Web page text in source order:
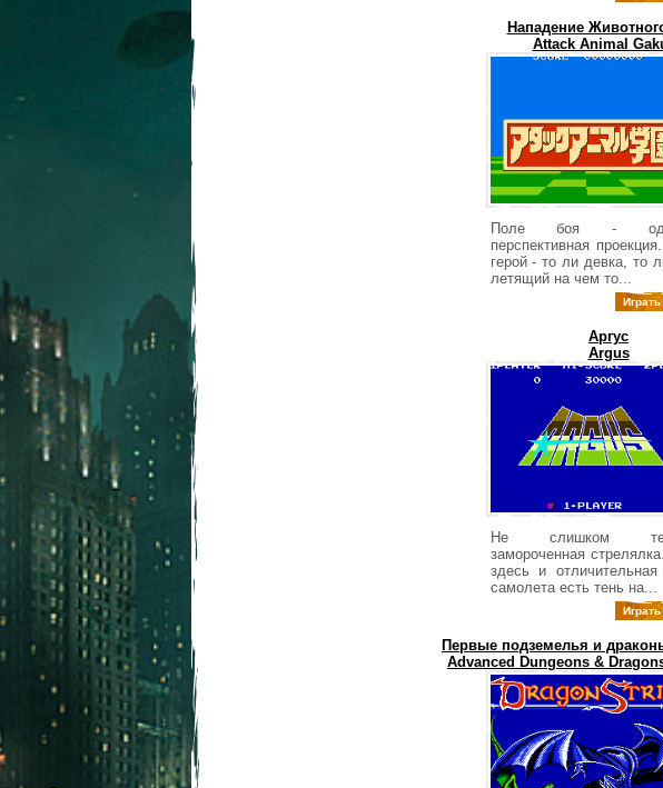
Нападение
Attack Animal
Поле боя -
перспективная
герой - то ли девка, то
летящий на чем то...
Аргус
Argus
Не слишком
замороченная
здесь и
самолета есть тень на...
Первые подземелья и
Advanced Dungeons &